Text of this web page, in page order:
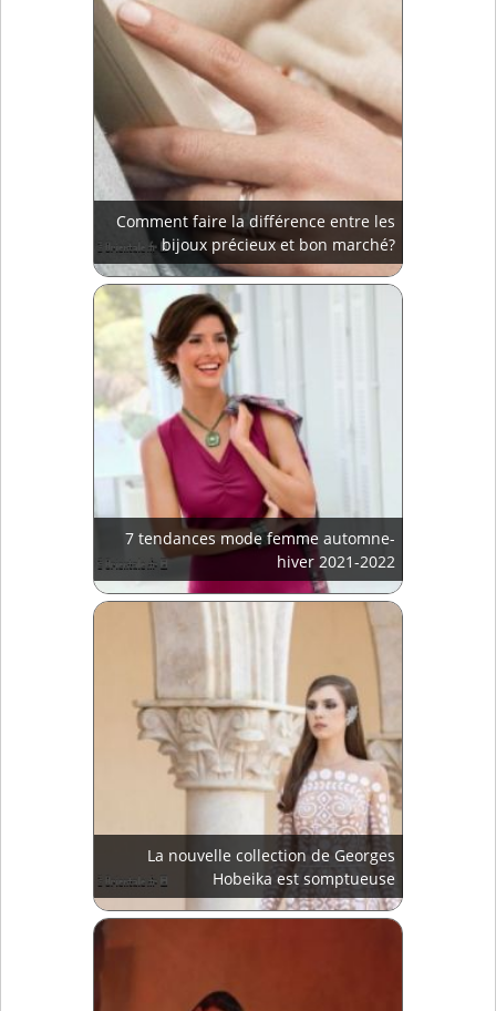
Comment faire la différence entre les
bijoux précieux et bon marché?
7 tendances mode femme automne-
hiver 2021-2022
La nouvelle collection de Georges
Hobeika est somptueuse